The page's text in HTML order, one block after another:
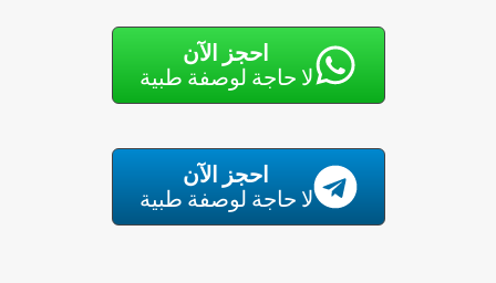
احجز الآن
لا حاجة لوصفة طبية
احجز الآن
لا حاجة لوصفة طبية